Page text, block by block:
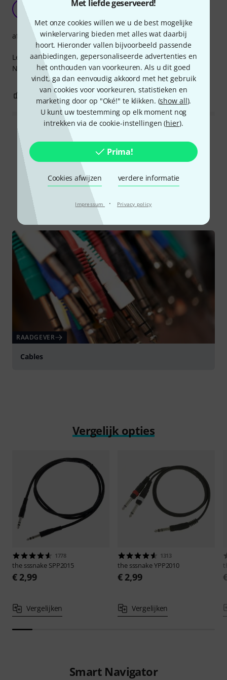
Met liefde geserveerd!
Met onze cookies willen we u de best mogelijke
winkelervaring bieden met alles wat daarbij
hoort. Hieronder vallen bijvoorbeeld passende
aanbiedingen, gepersonaliseerde advertenties en
het onthouden van voorkeuren. Als u dit goed
vindt, ga dan eenvoudig akkoord met het gebruik
van cookies voor voorkeuren, statistieken en
marketing door op "Oké!" te klikken. (show all).
U kunt uw toestemming op elk moment nog
intrekken via de cookie-instellingen (hier).
Prima!
Cookies afwijzen verdere informatie
Impressum · Privacy policy
YL Gewoon praktisch
Lekker praktisch snoertje voor het aansluiten van CDJ 2000
Nexus in ons geval. Zitten goed.
afwerking
0 EVALUATIE MELDEN
Alle waarderingen lezen
Wist u?
Alle Online Raadgever
RAADGEVER
Cables
Vergelijk opties
1778
the sssnake SPP2015
€ 2,99
Vergelijken
1313
the sssnakeYPP2010
€ 2,99
Vergelijken
Smart Navigator